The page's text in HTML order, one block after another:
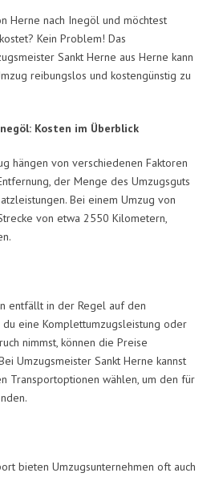
Herne nach Inegöl und möchtest
Kein Problem! Das
Sankt Herne aus Herne kann
reibungslos und kostengünstig zu
Kosten im Überblick
hängen von verschiedenen Faktoren
der Menge des Umzugsguts
Bei einem Umzug von
von etwa 2550 Kilometern,
entfällt in der Regel auf den
du eine Komplettumzugsleistung oder
nimmst, können die Preise
Umzugsmeister Sankt Herne kannst
Transportoptionen wählen, um den für
bieten Umzugsunternehmen oft auch